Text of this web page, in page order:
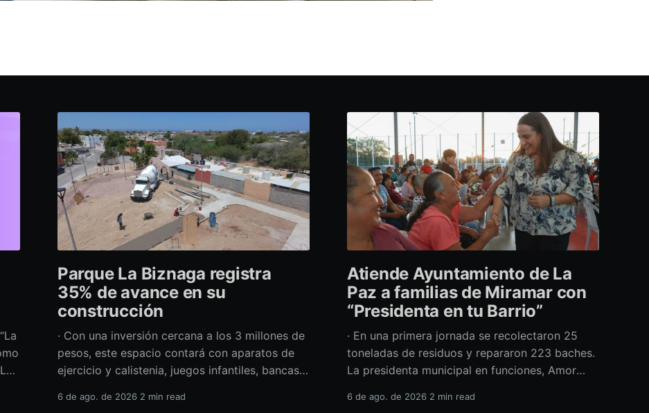
Parque La Biznaga registra
35% de avance en su
construcción
· Con una inversión cercana a los 3 millones de
pesos, este espacio contará con aparatos de
ejercicio y calistenia, juegos infantiles, bancas,
alcaldesa de La Paz en funciones, Amor Fenech
6 de ago. de 2026 2 min read
Atiende Ayuntamiento de La
Paz a familias de Miramar con
“Presidenta en tu Barrio”
· En una primera jornada se recolectaron 25
toneladas de residuos y repararon 223 baches.
La presidenta municipal en funciones, Amor
programa “Presidenta en tu Barrio” en la
6 de ago. de 2026 2 min read